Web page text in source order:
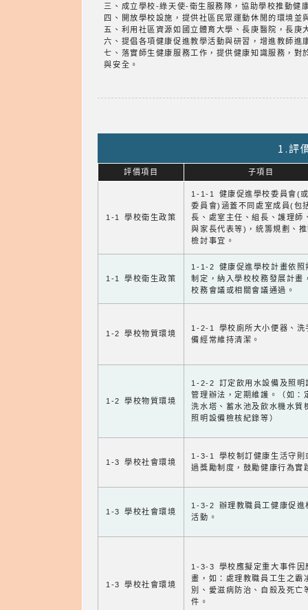
三、成立學校-綠天使-衛生服務隊，協助學校推動健
四、開放學校設施，提供社區民眾運動休閒的環境並
五、利用社區資源如國立體育大學、長庚醫院，長
六、提倡各項健康促進教學活動與研習，增進教師進
七、落實師生健康服務工作，提供健康知識服務，
與安全。
1.評
評價項目 子項目
1-1 學校衛生政策
1-1-1 健康促進學校委員會(
委員會)涵蓋不同處室成員(包
長、處室主任、組長、護理師
與家長代表等)，統籌規劃、
檢討事宜。
1-1 學校衛生政策
1-1-2 健康促進學校計畫依照
制定，納入學校校務發展計畫
校務會議或相關會議通過。
1-2 學校物質環境
1-2-1 學校廁所大小便器、洗
備經常維持清潔。
1-2 學校物質環境
1-2-2 訂定飲用水設備及照明
管理辦法，定期維護。（如：
洗水塔、蓄水池及飲水機水質
照明設備檢核紀錄等）
1-3 學校社會環境
1-3-1 學校制訂健康生活守則
過獎勵制度，鼓勵健康行為實
1-3 學校社會環境
1-3-2 辦理教職員工健康促進
活動。
1-3 學校社會環境
1-3-3 學校應擬定重大事件因
畫，如：處理教職員工生之霸
別、愛滋病防治、自殺及死亡
件。